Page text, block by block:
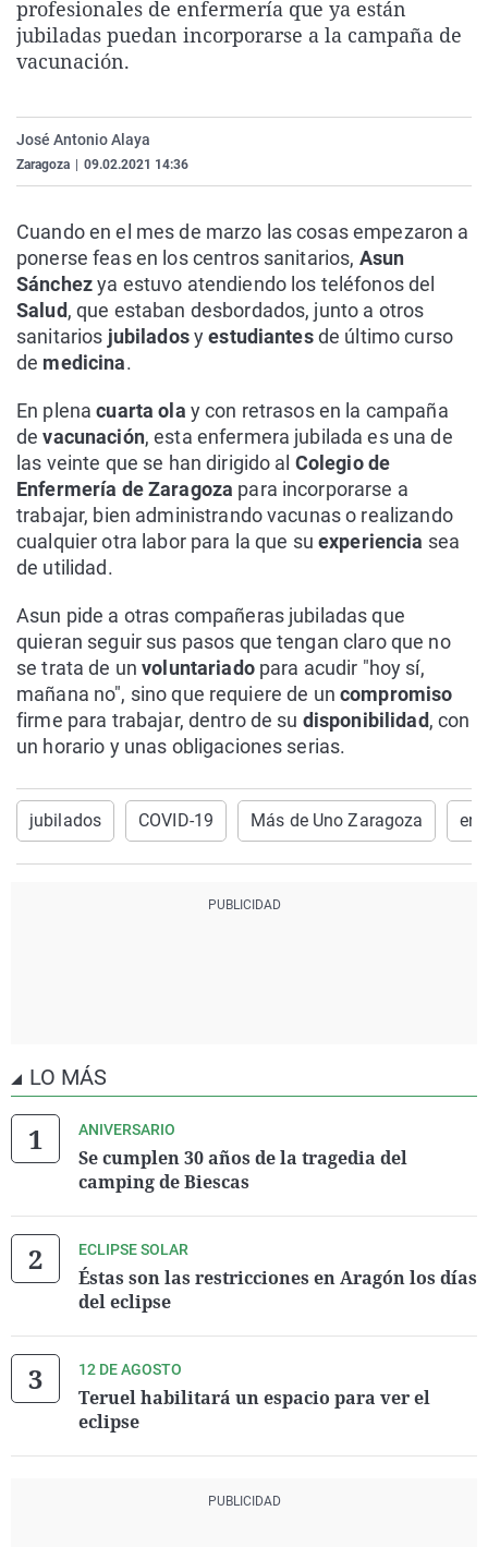
La rosa de los vientos
Caso
Extremadura
Virales
profesionales de enfermería que ya están
jubiladas puedan incorporarse a la campaña de
vacunación.
José Antonio Alaya
Zaragoza 09.02.2021 14:36
Cuando en el mes de marzo las cosas empezaron a
ponerse feas en los centros sanitarios, Asun
Sánchezya estuvo atendiendo los teléfonos del
Salud, que estaban desbordados, junto a otros
sanitarios jubiladosyestudiantesde último curso
de medicina.
En plenacuarta ola y con retrasos en la campaña
devacunación, esta enfermera jubilada es una de
las veinte que se han dirigido al Colegio de
Enfermería de Zaragoza para incorporarse a
trabajar, bien administrando vacunas o realizando
cualquier otra labor para la que suexperiencia sea
de utilidad.
Asun pide a otras compañeras jubiladas que
quieran seguir sus pasos que tengan claro que no
se trata de unvoluntariadopara acudir "hoy sí,
mañana no", sino que requiere de uncompromiso
firme para trabajar, dentro de su disponibilidad, con
un horario y unas obligaciones serias.
jubilados COVID-19 Más de Uno Zaragoza
LO MÁS
ANIVERSARIO
Se cumplen 30 años de la tragedia del
camping de Biescas
ECLIPSE SOLAR
Éstas son las restricciones en Aragón los días
del eclipse
12 DE AGOSTO
Teruel habilitará un espacio para ver el
eclipse